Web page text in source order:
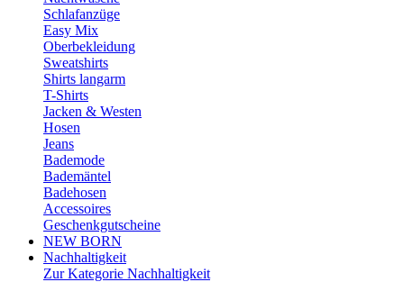
Schlafanzüge
Easy Mix
Oberbekleidung
Sweatshirts
Shirts langarm
T-Shirts
Jacken & Westen
Hosen
Jeans
Bademode
Bademäntel
Badehosen
Accessoires
Geschenkgutscheine
NEW BORN
Nachhaltigkeit
Zur Kategorie Nachhaltigkeit